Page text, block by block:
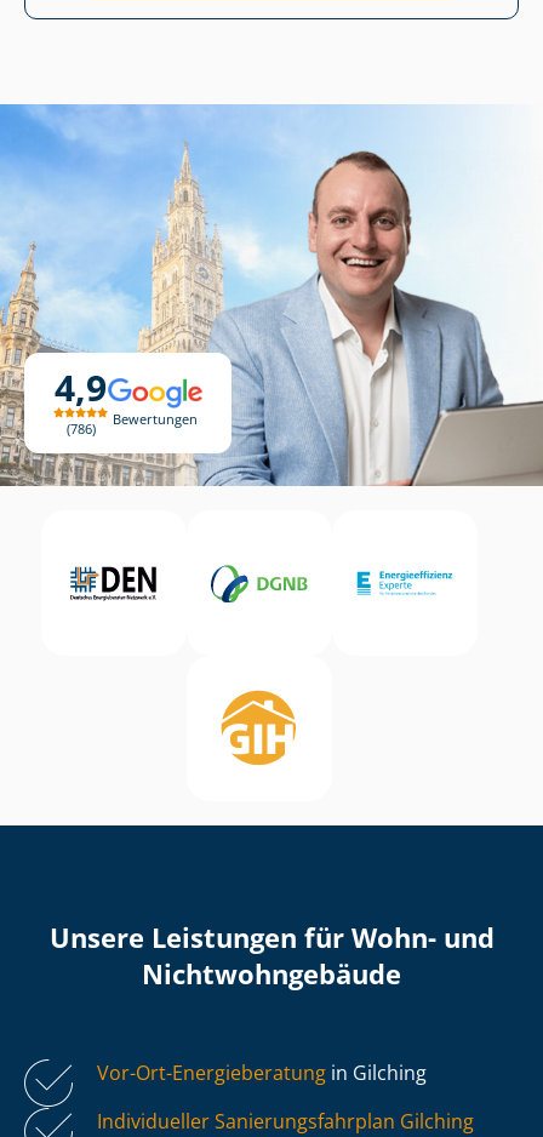
4,9
786
Bewertungen
Unsere Leistungen für Wohn- und
Nicht­wohn­ge­bäu­de
Vor-Ort-Energieberatung in Gilching
Individueller Sa­nie­rungs­fahr­plan Gilching